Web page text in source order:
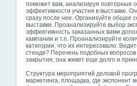
поможет вам, анализируя повторные
эффективности участия в выставке.
сразу после нее. Организуйте общее
выставки. Проанализируйте выбор
эффективность заказанных вами
кампании и т.п. Проанализируйте
категории, что их интересовало.
стенде? Перечень подобных
закрытия, она живет еще долго и
Структура мероприятий деловой
маркетинга, площадка, где